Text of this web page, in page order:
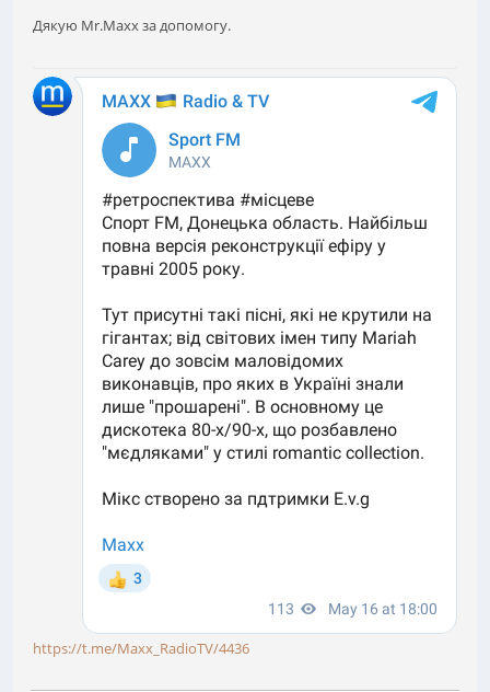
Дякую Mr.Maxx за допомогу.
https://t.me/Maxx_RadioTV/4436